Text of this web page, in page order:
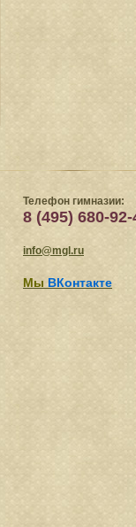
Телефон гимназии:
8 (495) 680-92-
info@mgl.ru
Мы ВКонтакте